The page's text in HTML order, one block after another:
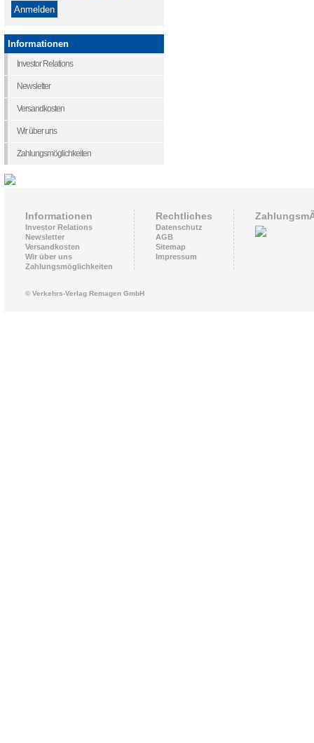
Informationen
Investor Relations
Newsletter
Versandkosten
Wir über uns
Zahlungsmöglichkeiten
Informationen
Investor Relations
Newsletter
Versandkosten
Wir über uns
Zahlungsmöglichkeiten
Rechtliches
Datenschutz
AGB
Sitemap
Impressum
© Verkehrs-Verlag Remagen GmbH